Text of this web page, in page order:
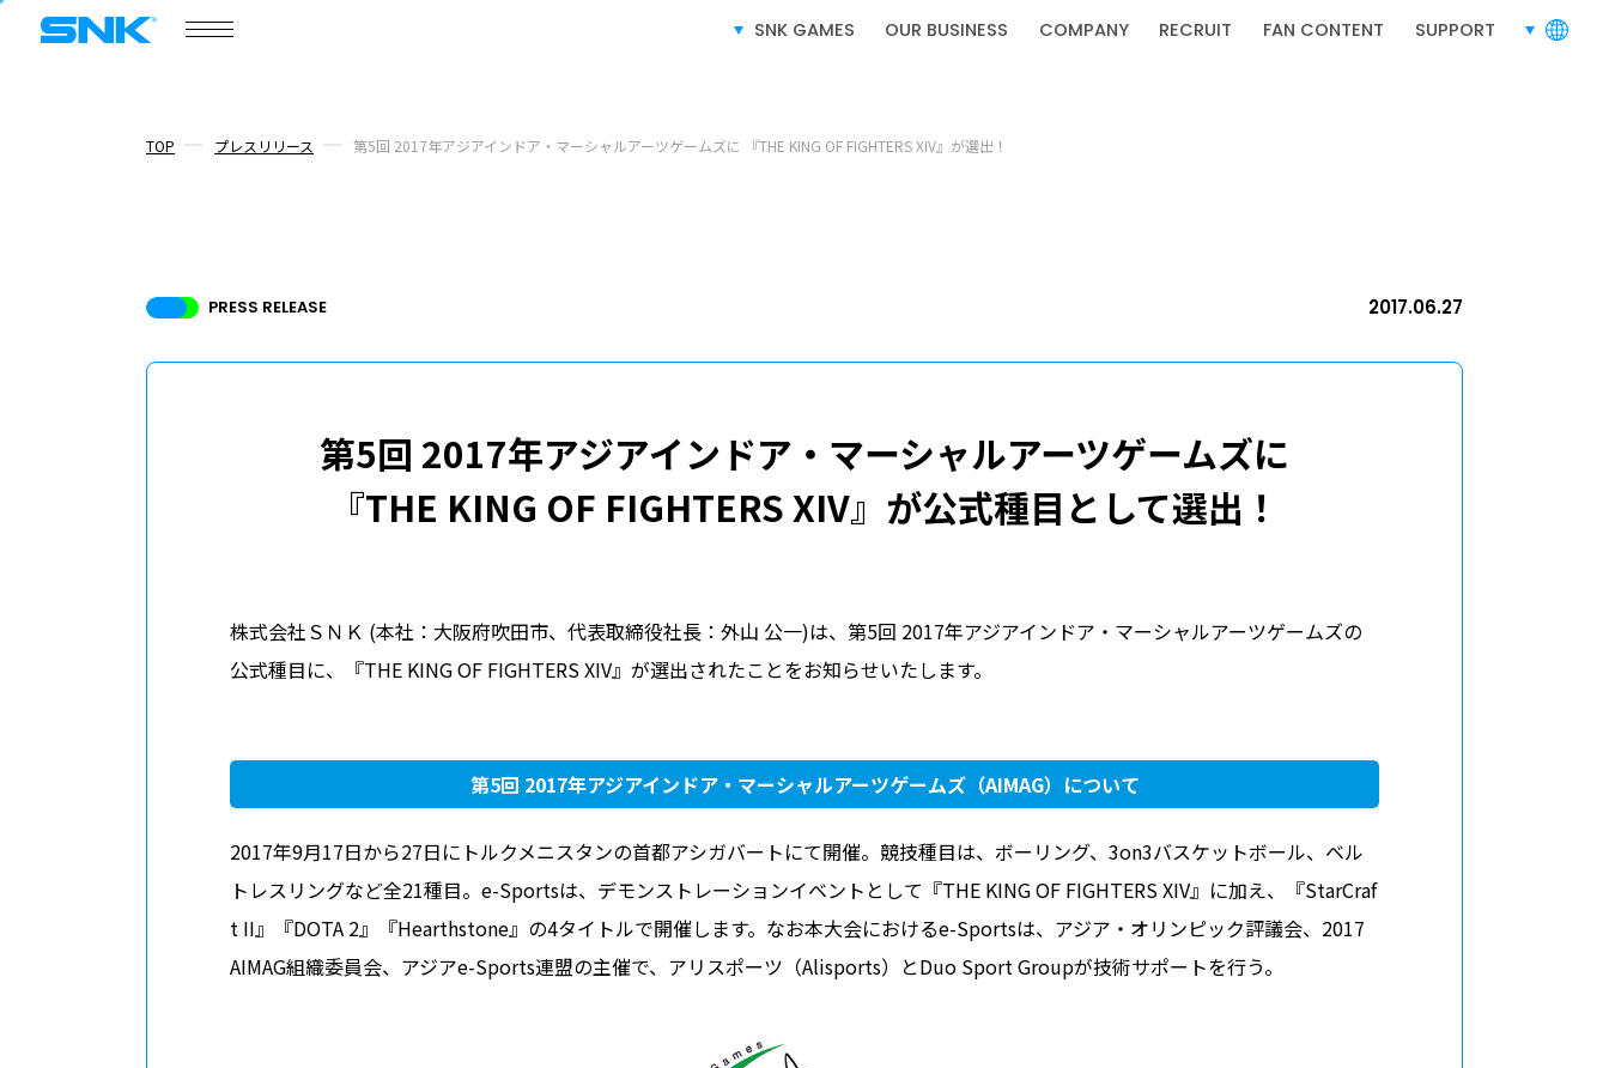
SNK GAMES OUR BUSINESS COMPANY RECRUIT FAN CONTENT SUPPORT 言語切り替
COMPANY SERVICE
ライセンス事業
ABOUT このサイトについて このサイトについて サイトマップ
TOP プレスリリース 第5回 2017年アジアインドア・マーシャルアーツゲームズに 『THE KING OF FIGHTERS XIV』が選出！
PRESS RELEASE 2017.06.27
第5回 2017年アジアインドア・マーシャルアーツゲームズに
『THE KING OF FIGHTERS XIV』が公式種目として選出！
株式会社ＳＮＫ (本社：大阪府吹田市、代表取締役社長：外山 公一)は、第5回 2017年アジアインドア・マーシャルアーツゲームズの
公式種目に、『THE KING OF FIGHTERS XIV』が選出されたことをお知らせいたします。
第5回 2017年アジアインドア・マーシャルアーツゲームズ（AIMAG）について
2017年9月17日から27日にトルクメニスタンの首都アシガバートにて開催。競技種目は、ボーリング、3on3バスケットボール、ベル
トレスリングなど全21種目。e-Sportsは、デモンストレーションイベントとして『THE KING OF FIGHTERS XIV』に加え、『StarCraf
t II』『DOTA 2』『Hearthstone』の4タイトルで開催します。なお本大会におけるe-Sportsは、アジア・オリンピック評議会、2017
AIMAG組織委員会、アジアe-Sports連盟の主催で、アリスポーツ（Alisports）とDuo Sport Groupが技術サポートを行う。